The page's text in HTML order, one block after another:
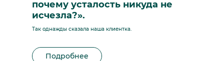
почему усталость никуда не
исчезла?».
Так однажды сказала наша клиентка.
Подробнее